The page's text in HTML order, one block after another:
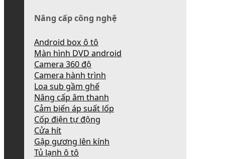
Nâng cấp công nghệ
Android box ô tô
Màn hình DVD android
Camera 360 độ
Camera hành trình
Loa sub gầm ghế
Nâng cấp âm thanh
Cảm biến áp suất lốp
Cốp điện tự động
Cửa hít
Gập gương lên kính
Tủ lạnh ô tô